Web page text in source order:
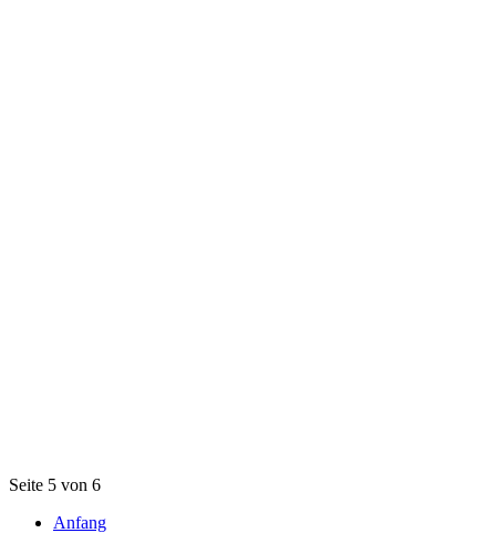
Seite 5 von 6
Anfang